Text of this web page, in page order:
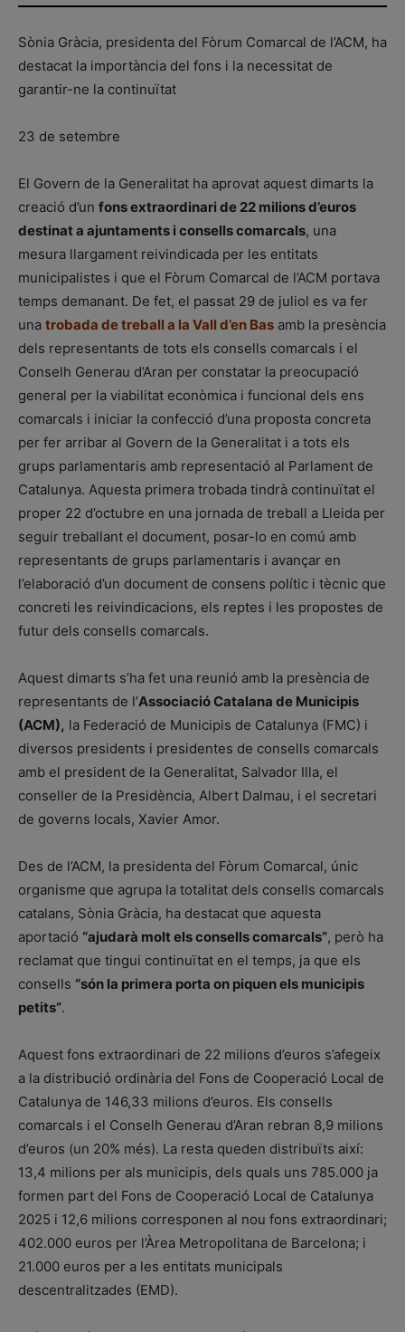
Sònia Gràcia, presidenta del Fòrum Comarcal de l’ACM, ha
destacat la importància del fons i la necessitat de
garantir-ne la continuïtat
23 de setembre
El Govern de la Generalitat ha aprovat aquest dimarts la
creació d’un fons extraordinari de 22 milions d’euros
destinat a ajuntaments i consells comarcals, una
mesura llargament reivindicada per les entitats
municipalistes i que el Fòrum Comarcal de l’ACM portava
temps demanant. De fet, el passat 29 de juliol es va fer
una trobada de treball a la Vall d’en Bas amb la presència
dels representants de tots els consells comarcals i el
Conselh Generau d’Aran per constatar la preocupació
general per la viabilitat econòmica i funcional dels ens
comarcals i iniciar la confecció d’una proposta concreta
per fer arribar al Govern de la Generalitat i a tots els
grups parlamentaris amb representació al Parlament de
Catalunya. Aquesta primera trobada tindrà continuïtat el
proper 22 d’octubre en una jornada de treball a Lleida per
seguir treballant el document, posar-lo en comú amb
representants de grups parlamentaris i avançar en
l’elaboració d’un document de consens polític i tècnic que
concreti les reivindicacions, els reptes i les propostes de
futur dels consells comarcals.
Aquest dimarts s’ha fet una reunió amb la presència de
representants de l’Associació Catalana de Municipis
(ACM), la Federació de Municipis de Catalunya (FMC) i
diversos presidents i presidentes de consells comarcals
amb el president de la Generalitat, Salvador Illa, el
conseller de la Presidència, Albert Dalmau, i el secretari
de governs locals, Xavier Amor.
Des de l’ACM, la presidenta del Fòrum Comarcal, únic
organisme que agrupa la totalitat dels consells comarcals
catalans, Sònia Gràcia, ha destacat que aquesta
aportació “ajudarà molt els consells comarcals”, però ha
reclamat que tingui continuïtat en el temps, ja que els
consells “són la primera porta on piquen els municipis
petits”.
Aquest fons extraordinari de 22 milions d’euros s’afegeix
a la distribució ordinària del Fons de Cooperació Local de
Catalunya de 146,33 milions d’euros. Els consells
comarcals i el Conselh Generau d’Aran rebran 8,9 milions
d’euros (un 20% més). La resta queden distribuïts així:
13,4 milions per als municipis, dels quals uns 785.000 ja
formen part del Fons de Cooperació Local de Catalunya
2025 i 12,6 milions corresponen al nou fons extraordinari;
402.000 euros per l’Àrea Metropolitana de Barcelona; i
21.000 euros per a les entitats municipals
descentralitzades (EMD).